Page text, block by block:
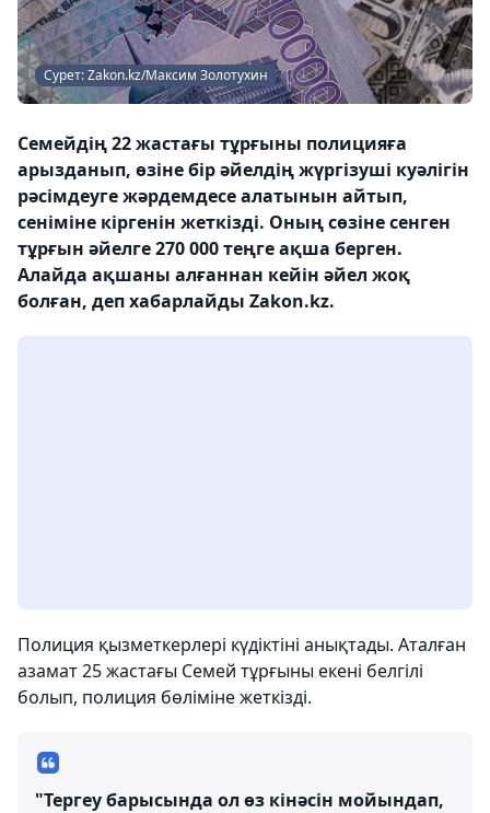
Сурет: Zakon.kz/Максим Золотухин
Семейдің 22 жастағы тұрғыны полицияға
арызданып, өзіне бір әйелдің жүргізуші куәлігін
рәсімдеуге жәрдемдесе алатынын айтып,
сеніміне кіргенін жеткізді. Оның сөзіне сенген
тұрғын әйелге 270 000 теңге ақша берген.
Алайда ақшаны алғаннан кейін әйел жоқ
болған, деп хабарлайды Zakon.kz.
Полиция қызметкерлері күдіктіні анықтады. Аталған
азамат 25 жастағы Семей тұрғыны екені белгілі
болып, полиция бөліміне жеткізді.
"Тергеу барысында ол өз кінәсін мойындап,